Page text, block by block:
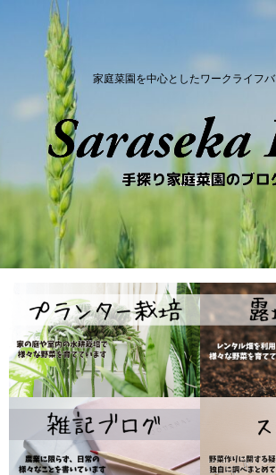
家庭菜園を中心としたワークライフバ